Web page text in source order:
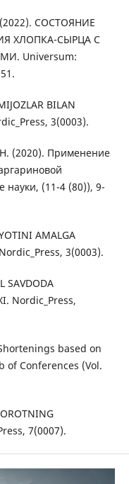
СОСТОЯНИЕ
ХЛОПКА-СЫРЦА С
Universum:
BILAN
3(0003).
(2020). Применение
науки, (11-4 (80)), 9-
AMALGA
3(0003).
SAVDODA
Nordic_Press,
based on
of Conferences (Vol.
7(0007).